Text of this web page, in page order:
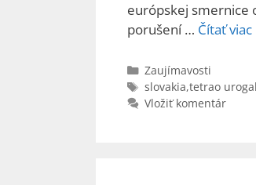
európskej smernice
porušení … Čítať viac
Kategórie
Zaujímavosti
Značky
slovakia,tetrao
Vložiť komentár